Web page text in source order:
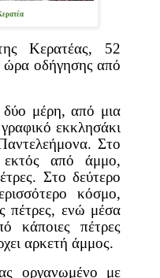
Κερατέας, 52
ώρα οδήγησης από
δύο μέρη, από μια
εκκλησάκι
Στο
εκτός από άμμο,
Στο δεύτερο
κόσμο,
πέτρες, ενώ μέσα
κάποιες πέτρες
αρκετή άμμος.
οργανωμένο με